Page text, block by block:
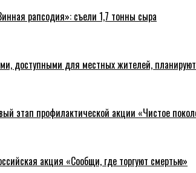
рапсодия»: съели 1,7 тонны сыра
доступными для местных жителей, планируют
этап профилактической акции «Чистое
акция «Сообщи, где торгуют смертью»